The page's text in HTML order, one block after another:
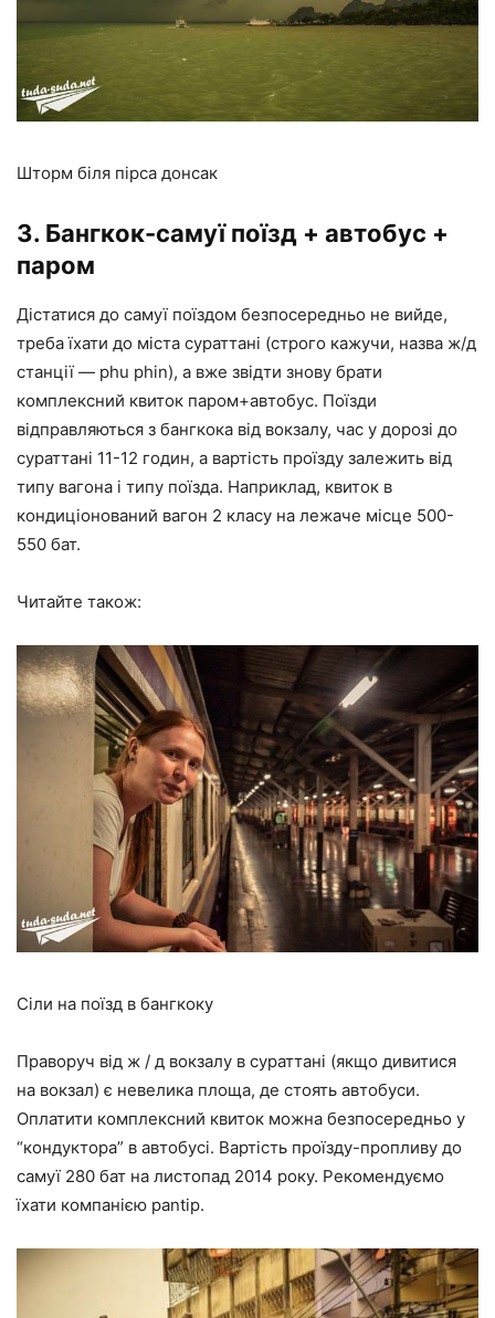
Шторм біля пірса донсак
3. Бангкок-самуї поїзд + автобус +
паром
Дістатися до самуї поїздом безпосередньо не вийде,
треба їхати до міста сураттані (строго кажучи, назва ж/д
станції — phu phin), а вже звідти знову брати
комплексний квиток паром+автобус. Поїзди
відправляються з бангкока від вокзалу, час у дорозі до
сураттані 11-12 годин, а вартість проїзду залежить від
типу вагона і типу поїзда. Наприклад, квиток в
кондиціонований вагон 2 класу на лежаче місце 500-
550 бат.
Читайте також:
Сіли на поїзд в бангкоку
Праворуч від ж / д вокзалу в сураттані (якщо дивитися
на вокзал) є невелика площа, де стоять автобуси.
Оплатити комплексний квиток можна безпосередньо у
“кондуктора” в автобусі. Вартість проїзду-пропливу до
самуї 280 бат на листопад 2014 року. Рекомендуємо
їхати компанією pantip.